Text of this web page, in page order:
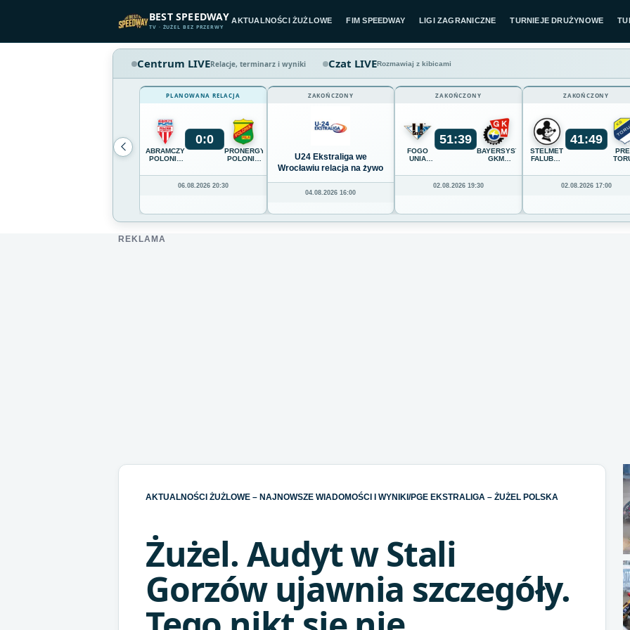
BEST SPEEDWAY
TV · ŻUŻEL BEZ PRZERWY
AKTUALNOŚCI ŻUŻLOWE FIM SPEEDWAY LIGI ZAGRANICZNE TURNIEJE DRUŻYNOWE
Centrum LIVERelacje, terminarz i wyniki Czat LIVERozmawiaj z kibicami
PLANOWANA RELACJA
ABRAMCZYK
POLONIA
0:0
PRONERGY
POLONIA
06.08.2026 20:30
ZAKOŃCZONY
U24 Ekstraliga we
Wrocławiu relacja na żywo
04.08.2026 16:00
ZAKOŃCZONY
FOGO
UNIA
51:39
BAYERSYSTEM
GKM
02.08.2026 19:30
ZAKOŃCZONY
STELMET
FALUBAZ
GÓRA
41:49
02.08.2026 17:00
REKLAMA
AKTUALNOŚCI ŻUŻLOWE – NAJNOWSZE WIADOMOŚCI I WYNIKI /PGE EKSTRALIGA – ŻUŻEL POLSKA
Żużel. Audyt w Stali
Gorzów ujawnia szczegóły.